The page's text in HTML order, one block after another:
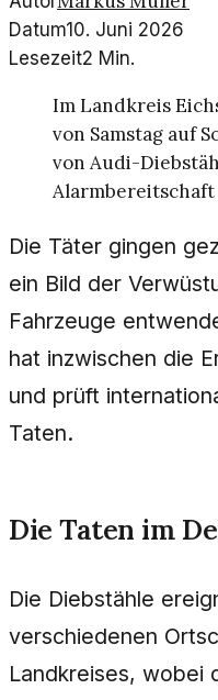
Datum10. Juni 2026
Lesezeit2 Min.
Im Landkreis
von Samstag auf
von Audi-
Die Täter gingen
ein Bild der
Fahrzeuge
hat inzwischen die
und prüft
Taten.
Die Taten im
Die Diebstähle
verschiedenen
Landkreises, wobei